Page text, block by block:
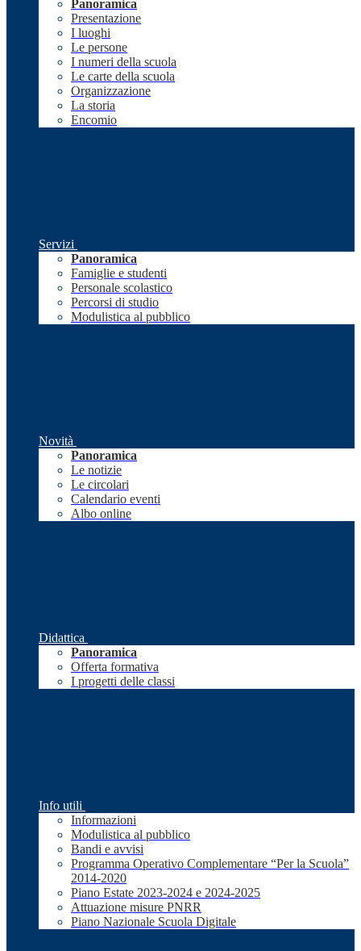
Panoramica
Presentazione
I luoghi
Le persone
I numeri della scuola
Le carte della scuola
Organizzazione
La storia
Encomio
Servizi
Panoramica
Famiglie e studenti
Personale scolastico
Percorsi di studio
Modulistica al pubblico
Novità
Panoramica
Le notizie
Le circolari
Calendario eventi
Albo online
Didattica
Panoramica
Offerta formativa
I progetti delle classi
Info utili
Informazioni
Modulistica al pubblico
Bandi e avvisi
Programma Operativo Complementare “Per la Scuola”
2014-2020
Piano Estate 2023-2024 e 2024-2025
Attuazione misure PNRR
Piano Nazionale Scuola Digitale